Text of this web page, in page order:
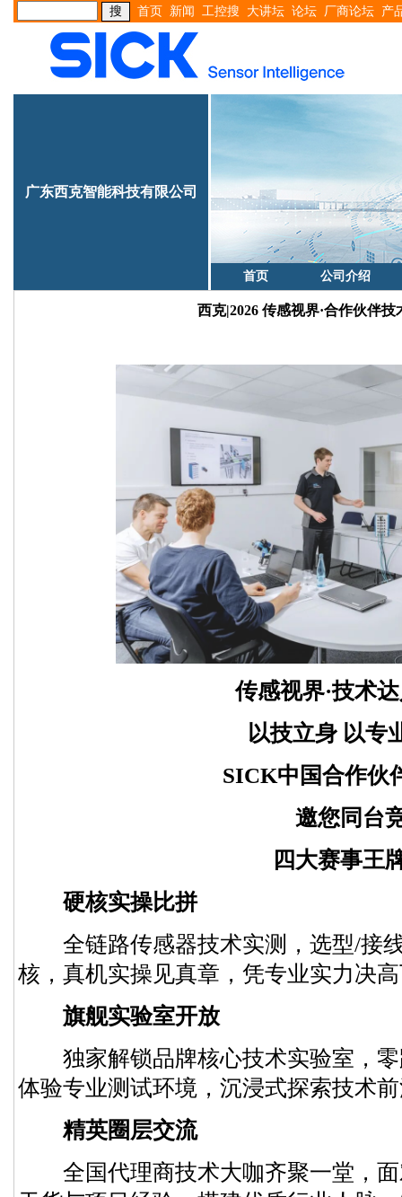
首页 新闻 工控搜 大讲坛 论坛 厂商论坛 产
广东西克智能科技有限公司
首页 公司介绍
西克|2026 传感视界·合作伙伴
传感视界·技术达
以技立身 以专
SICK中国合作伙
邀您同台
四大赛事王
硬核实操比拼
全链路传感器技术实测，选型/接
核，真机实操见真章，凭专业实力决
旗舰实验室开放
独家解锁品牌核心技术实验室，零
体验专业测试环境，沉浸式探索技术
精英圈层交流
全国代理商技术大咖齐聚一堂，面